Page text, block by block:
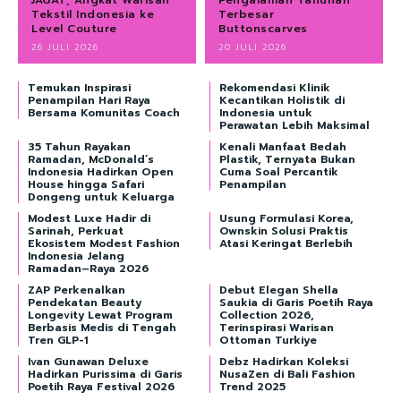
Tekstil Indonesia ke
Level Couture
26 JULI 2026
Terbesar
Buttonscarves
20 JULI 2026
Temukan Inspirasi
Penampilan Hari Raya
Bersama Komunitas Coach
Rekomendasi Klinik
Kecantikan Holistik di
Indonesia untuk
Perawatan Lebih Maksimal
35 Tahun Rayakan
Ramadan, McDonald’s
Indonesia Hadirkan Open
House hingga Safari
Dongeng untuk Keluarga
Kenali Manfaat Bedah
Plastik, Ternyata Bukan
Cuma Soal Percantik
Penampilan
Modest Luxe Hadir di
Sarinah, Perkuat
Ekosistem Modest Fashion
Indonesia Jelang
Ramadan–Raya 2026
Usung Formulasi Korea,
Ownskin Solusi Praktis
Atasi Keringat Berlebih
ZAP Perkenalkan
Pendekatan Beauty
Longevity Lewat Program
Berbasis Medis di Tengah
Tren GLP-1
Debut Elegan Shella
Saukia di Garis Poetih Raya
Collection 2026,
Terinspirasi Warisan
Ottoman Turkiye
Ivan Gunawan Deluxe
Hadirkan Purissima di Garis
Poetih Raya Festival 2026
Debz Hadirkan Koleksi
NusaZen di Bali Fashion
Trend 2025